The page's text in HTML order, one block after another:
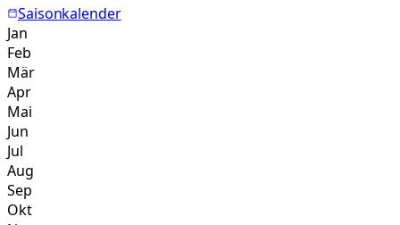
Saisonkalender
Jan
Feb
Mär
Apr
Mai
Jun
Jul
Aug
Sep
Okt